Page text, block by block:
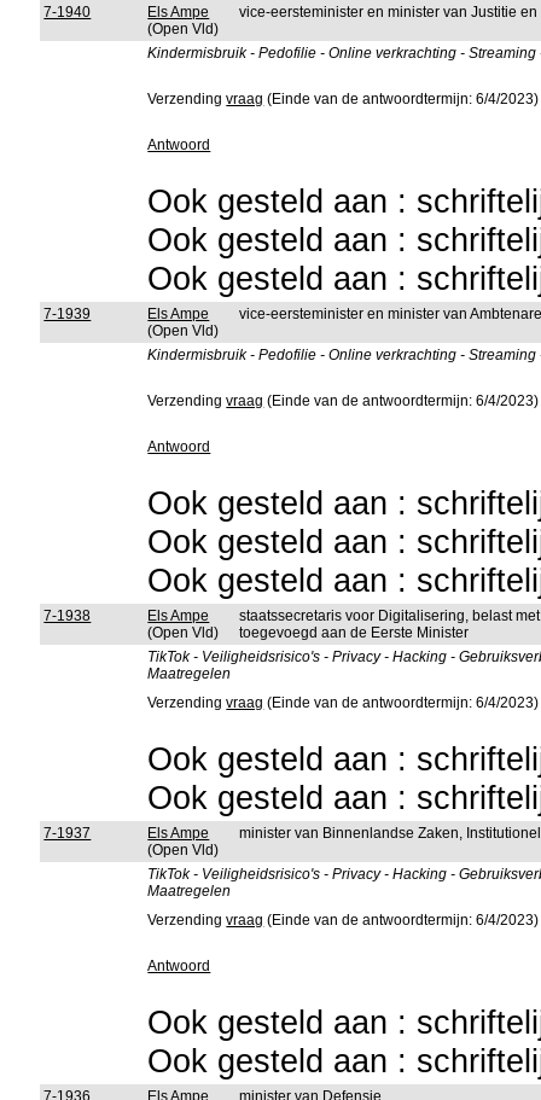
7-1940
Els Ampe
(Open Vld)
vice-eersteminister en minister van Justitie
Kindermisbruik - Pedofilie - Online verkrachting -
Verzendingvraag (Einde van de antwoordtermijn: 6/4/2023)
Antwoord
Ook gesteld aan :
Ook gesteld aan :
Ook gesteld aan :
7-1939
Els Ampe
(Open Vld)
vice-eersteminister en minister van
Kindermisbruik - Pedofilie - Online verkrachting -
Verzendingvraag (Einde van de antwoordtermijn: 6/4/2023)
Antwoord
Ook gesteld aan :
Ook gesteld aan :
Ook gesteld aan :
7-1938
Els Ampe
(Open Vld)
staatssecretaris voor Digitalisering, belast
toegevoegd aan de Eerste Minister
TikTok - Veiligheidsrisico's - Privacy - Hacking -
Maatregelen
Verzendingvraag (Einde van de antwoordtermijn: 6/4/2023)
Ook gesteld aan :
Ook gesteld aan :
7-1937
Els Ampe
(Open Vld)
minister van Binnenlandse Zaken,
TikTok - Veiligheidsrisico's - Privacy - Hacking -
Maatregelen
Verzendingvraag (Einde van de antwoordtermijn: 6/4/2023)
Antwoord
Ook gesteld aan :
Ook gesteld aan :
7-1936
Els Ampe
minister van Defensie